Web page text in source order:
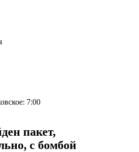
7:00
пакет,
с бомбой